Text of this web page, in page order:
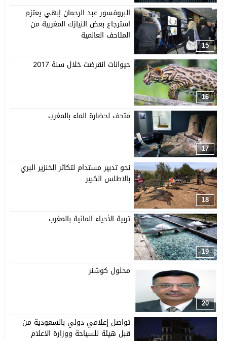
15
البروفسور عبد الرحمان إبهي يعتزم
استرجاع بعض النيازك المغربية من
المتاحف العالمية
16
حيوانات انقرضت خلال سنة 2017
17
متحف لحضارة الماء بالمغرب
18
نحو تدبير مستدام لتكاثر الخنزير البري
بالاطلس الكبير
19
تربية الأحياء المائية بالمغرب
20
محلول كوشنر
تواصل إعلامي دولي بالسعودية من
قبل هيئة للسياحة ووزارة الاعلام